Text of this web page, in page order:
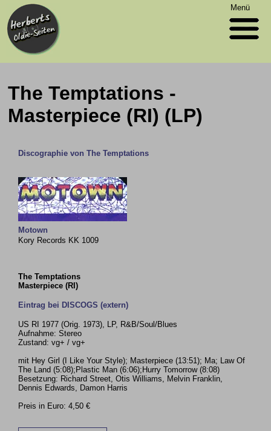
Menü
The Temptations -
Masterpiece (RI) (LP)
Discographie von The Temptations
Motown
Kory Records KK 1009
The Temptations
Masterpiece (RI)
Eintrag bei DISCOGS (extern)
US RI 1977 (Orig. 1973), LP, R&B/Soul/Blues
Aufnahme: Stereo
Zustand: vg+ / vg+
mit Hey Girl (I Like Your Style); Masterpiece (13:51); Ma; Law Of
The Land (5:08);Plastic Man (6:06);Hurry Tomorrow (8:08)
Besetzung: Richard Street, Otis Williams, Melvin Franklin,
Dennis Edwards, Damon Harris
Preis in Euro: 4,50 €